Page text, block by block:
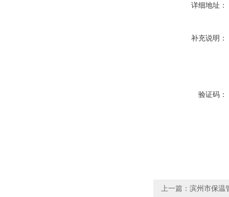
详细地址：
补充说明：
验证码：
上一篇： 滨州市保温